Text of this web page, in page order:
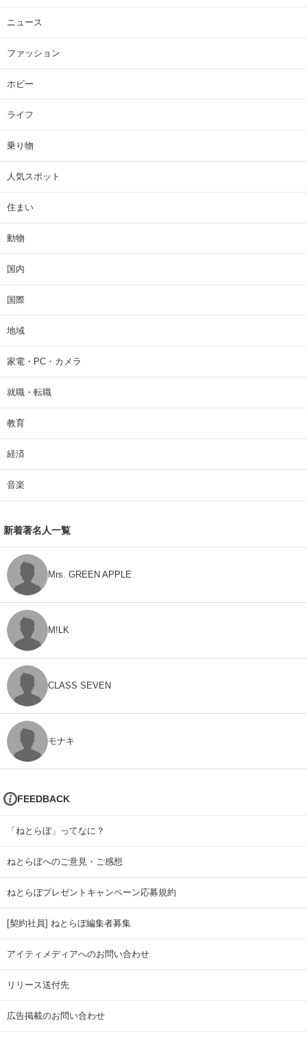
ニュース
ファッション
ホビー
ライフ
乗り物
人気スポット
住まい
動物
国内
国際
地域
家電・PC・カメラ
就職・転職
教育
経済
音楽
新着著名人一覧
Mrs. GREEN APPLE
M!LK
CLASS SEVEN
モナキ
FEEDBACK
「ねとらぼ」ってなに？
ねとらぼへのご意見・ご感想
ねとらぼプレゼントキャンペーン応募規約
[契約社員] ねとらぼ編集者募集
アイティメディアへのお問い合わせ
リリース送付先
広告掲載のお問い合わせ